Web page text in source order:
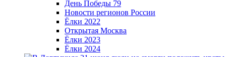
День Победы 79
Новости регионов России
Ёлки 2022
Открытая Москва
Ёлки 2023
Ёлки 2024